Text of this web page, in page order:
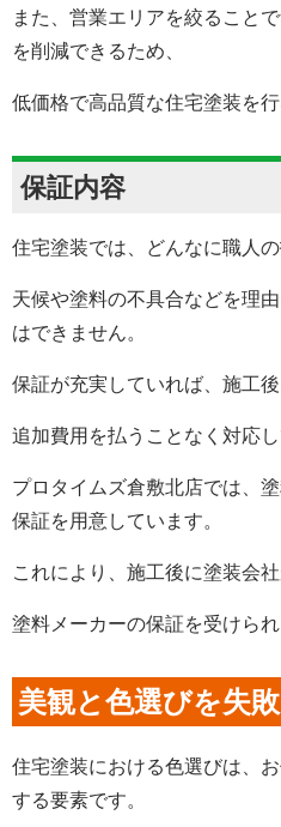
また、営業エリアを絞ること
を削減できるため、
低価格で高品質な住宅塗装を
保証内容
住宅塗装では、どんなに職人の
天候や塗料の不具合などを理
はできません。
保証が充実していれば、施工
追加費用を払うことなく対応
プロタイムズ倉敷北店では、
保証を用意しています。
これにより、施工後に塗装会
塗料メーカーの保証を受けら
美観と色選びを失
住宅塗装における色選びは、
する要素です。